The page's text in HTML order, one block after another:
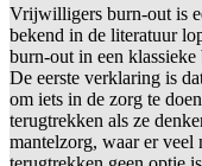
Vrijwilligers burn-out is
bekend in de literatuur
burn-out in een
De eerste verklaring is
om iets in de zorg te
terugtrekken als ze
mantelzorg, waar er veel